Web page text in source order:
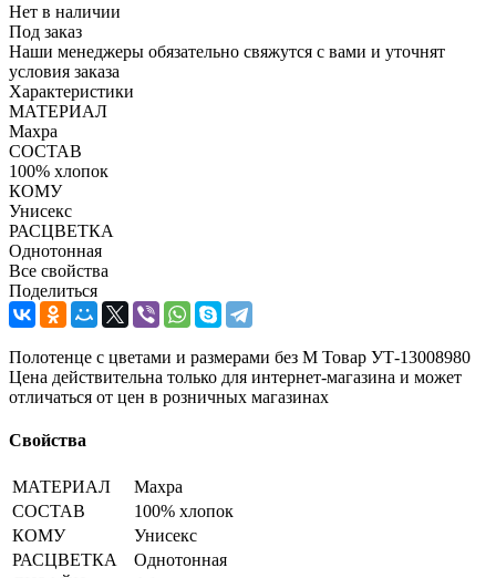
Нет в наличии
Под заказ
Наши менеджеры обязательно свяжутся с вами и уточнят
условия заказа
Характеристики
МАТЕРИАЛ
Махра
СОСТАВ
100% хлопок
КОМУ
Унисекс
РАСЦВЕТКА
Однотонная
Все свойства
Поделиться
Полотенце с цветами и размерами без М Товар УТ-13008980
Цена действительна только для интернет-магазина и может
отличаться от цен в розничных магазинах
Свойства
МАТЕРИАЛ
Махра
СОСТАВ
100% хлопок
КОМУ
Унисекс
РАСЦВЕТКА
Однотонная